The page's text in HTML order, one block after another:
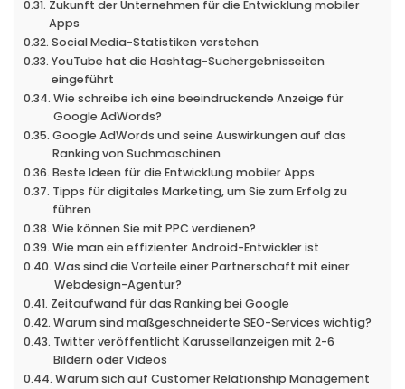
Zukunft der Unternehmen für die Entwicklung mobiler
Apps
Social Media-Statistiken verstehen
YouTube hat die Hashtag-Suchergebnisseiten
eingeführt
Wie schreibe ich eine beeindruckende Anzeige für
Google AdWords?
Google AdWords und seine Auswirkungen auf das
Ranking von Suchmaschinen
Beste Ideen für die Entwicklung mobiler Apps
Tipps für digitales Marketing, um Sie zum Erfolg zu
führen
Wie können Sie mit PPC verdienen?
Wie man ein effizienter Android-Entwickler ist
Was sind die Vorteile einer Partnerschaft mit einer
Webdesign-Agentur?
Zeitaufwand für das Ranking bei Google
Warum sind maßgeschneiderte SEO-Services wichtig?
Twitter veröffentlicht Karussellanzeigen mit 2-6
Bildern oder Videos
Warum sich auf Customer Relationship Management